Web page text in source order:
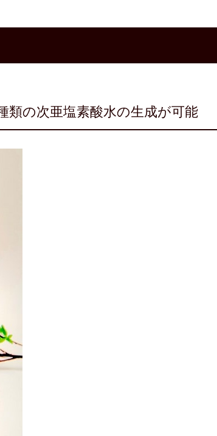
類の次亜塩素酸水の生成が可能